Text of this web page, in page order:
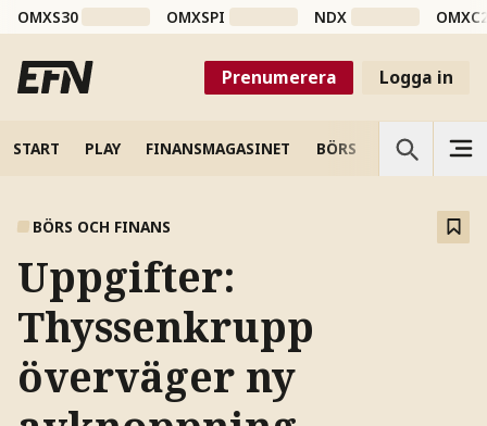
OMXS30 OMXSPI NDX
Prenumerera Logga in
START PLAY FINANSMAGASINET BÖRS VETENSKAP
BÖRS OCH FINANS
Uppgifter:
Thyssenkrupp
överväger ny